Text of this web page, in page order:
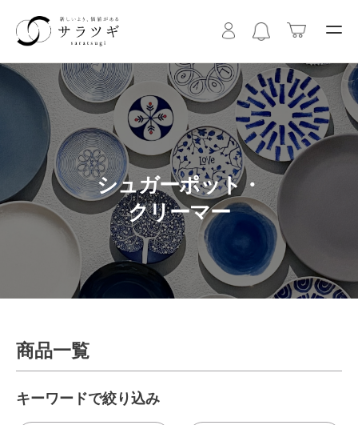
シュガーポット・
クリーマー
商品一覧
キーワードで絞り込み